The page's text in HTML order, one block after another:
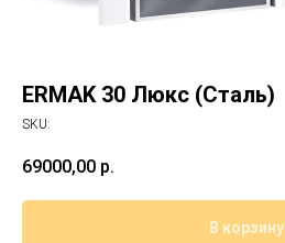
ERMAK 30 Люкс (Сталь)
SKU:
69000,00 р.
В корзину